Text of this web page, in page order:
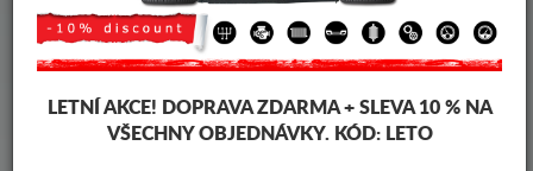
Kryt pod motor Peugeot Kryt pod motor Peugeot 107
vozidel
Značky vozidel
LETNÍ AKCE! DOPRAVA ZDARMA + SLEVA 10 % NA
VŠECHNY OBJEDNÁVKY. KÓD: LETO